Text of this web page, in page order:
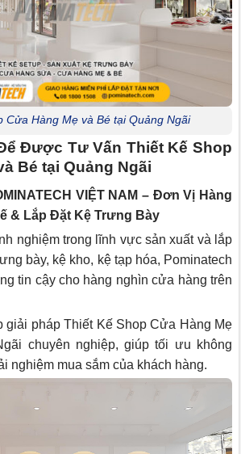
Cửa Hàng Mẹ và Bé tại Quảng Ngãi
Được Tư Vấn Thiết Kế Shop
Bé tại Quảng Ngãi
VIỆT NAM – Đơn Vị Hàng
& Lắp Đặt Kệ Trưng Bày
nghiệm trong lĩnh vực sản xuất và lắp
bày, kệ kho, kệ tạp hóa, Pominatech
tin cậy cho hàng nghìn cửa hàng trên
giải pháp Thiết Kế Shop Cửa Hàng Mẹ
chuyên nghiệp, giúp tối ưu không
nghiệm mua sắm của khách hàng.